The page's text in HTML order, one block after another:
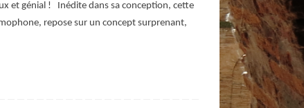
et génial ! Inédite dans sa conception, cette
repose sur un concept surprenant,